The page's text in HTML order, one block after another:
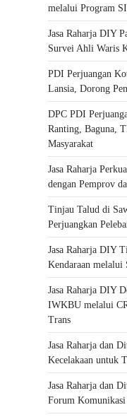
melalui Program
Jasa Raharja DIY
Survei Ahli Waris
PDI Perjuangan
Lansia, Dorong
DPC PDI
Ranting, Baguna,
Masyarakat
Jasa Raharja
dengan Pemprov
Tinjau Talud di
Perjuangkan
Jasa Raharja DIY
Kendaraan
Jasa Raharja DIY
IWKBU melalui
Trans
Jasa Raharja dan
Kecelakaan untuk
Jasa Raharja dan
Forum